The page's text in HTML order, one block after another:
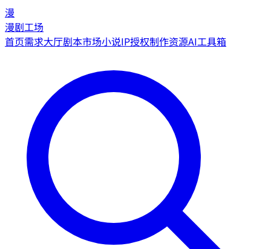
漫
漫剧工场
首页需求大厅剧本市场小说IP授权制作资源AI工具箱